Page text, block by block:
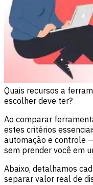
Quais recursos a
escolher deve ter?
Ao comparar
estes critérios
automação e controle
sem prender você em
Abaixo, detalhamos
separar valor real de